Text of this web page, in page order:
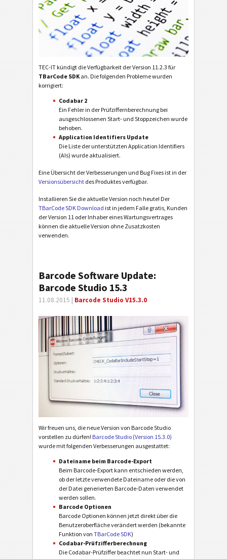
TEC-IT kündigt die Verfügbarkeit der Version 11.2.3 für
TBarCode SDKan. Die folgenden Probleme wurden
korrigiert:
Codabar 2
Ein Fehler in der Prüfziffernberechnung bei
ausgeschlossenen Start- und Stoppzeichen wurde
behoben.
Application Identifiers Update
Die Liste der unterstützten Application Identifiers
(AIs) wurde aktualisiert.
Eine Übersicht der Verbesserungen und Bug Fixes ist in der
Versionsübersicht des Produktes verfügbar.
Installieren Sie die aktuelle Version noch heute! Der
TBarCode SDK Download ist in jedem Falle gratis, Kunden
der Version 11 oder Inhaber eines Wartungsvertrages
können die aktuelle Version ohne Zusatzkosten
verwenden.
Barcode Software Update:
Barcode Studio 15.3
11.08.2015 | Barcode Studio V15.3.0
Wir freuen uns, die neue Version von Barcode Studio
vorstellen zu dürfen! Barcode Studio (Version 15.3.0)
wurde mit folgenden Verbesserungen ausgestattet:
Dateiname beim Barcode-Export
Beim Barcode-Export kann entschieden werden,
ob der letzte verwendete Dateiname oder die von
der Datei generierten Barcode-Daten verwendet
werden sollen.
Barcode Optionen
Barcode Optionen können jetzt direkt über die
Benutzeroberfläche verändert werden (bekannte
Funktion von TBarCode SDK)
Codabar-Prüfzifferberechnung
Die Codabar-Prüfziffer beachtet nun Start- und